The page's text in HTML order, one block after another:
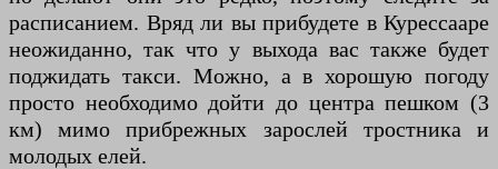
расписанием. Вряд ли вы прибудете в Курессааре
неожиданно, так что у выхода вас также будет
поджидать такси. Можно, а в хорошую погоду
просто необходимо дойти до центра пешком (3
км) мимо прибрежных зарослей тростника и
молодых елей.